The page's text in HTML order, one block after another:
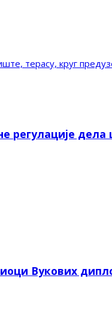
терасу, круг
регулације
Вукових